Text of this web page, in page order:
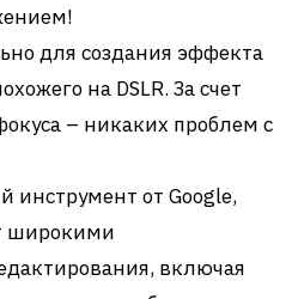
для создания эффекта
на DSLR. За счет
– никаких проблем с
от Google,
широкими
включая